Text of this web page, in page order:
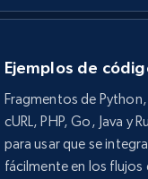
Category url,
Ejemplos de
Fragmentos de
cURL, PHP, Go, Java y
para usar que se
fácilmente en los flujos